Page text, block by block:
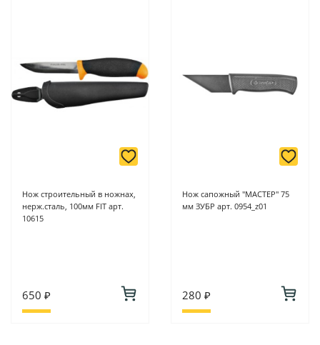
Нож строительный в ножнах,
нерж.сталь, 100мм FIT арт.
10615
650 ₽
Нож сапожный "МАСТЕР" 75
мм ЗУБР арт. 0954_z01
280 ₽